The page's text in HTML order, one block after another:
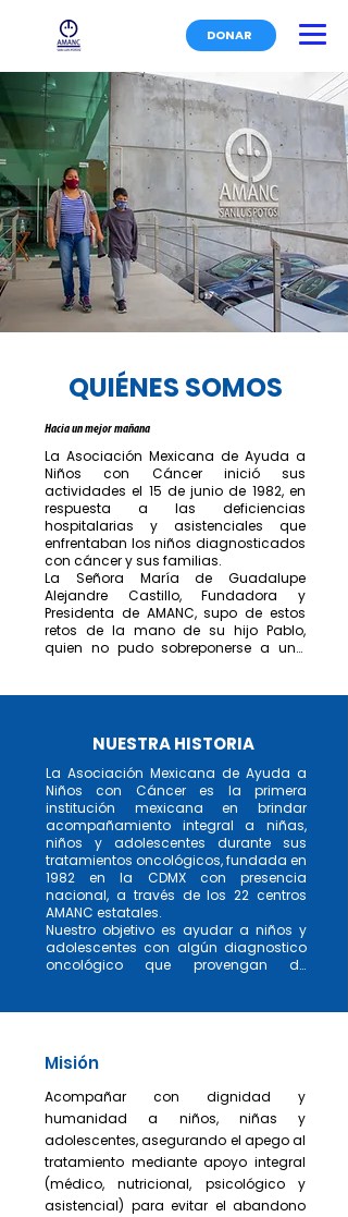
DONAR
QUIÉNES SOMOS
Hacia un mejor mañana
La Asociación Mexicana de Ayuda a
Niños con Cáncer inició sus
actividades el 15 de junio de 1982, en
respuesta a las deficiencias
hospitalarias y asistenciales que
enfrentaban los niños diagnosticados
con cáncer y sus familias.
La Señora María de Guadalupe
Alejandre Castillo, Fundadora y
Presidenta de AMANC, supo de estos
retos de la mano de su hijo Pablo,
quien no pudo sobreponerse a una
convirtió en la primera institución en
integralmente a niños y adolescentes
con cáncer durante sus tratamientos.
Hoy continuamos trabajando con el
firme propósito de que ningún menor
de edad con cáncer abandone su
tratamiento por falta de recursos
económicos; además, seguimos
incidiendo en políticas públicas para
asegurar que los diagnósticos sean
oportunos y la atención médica sea
integral y de calidad. Somos la única
organización social en el país con un
modelo de intervención social que se
replica en 22 estados del país, a través
de la Red Nacional AMANC, con un
familias.
NUESTRA HISTORIA
La Asociación Mexicana de Ayuda a
Niños con Cáncer es la primera
institución mexicana en brindar
acompañamiento integral a niñas,
niños y adolescentes durante sus
tratamientos oncológicos, fundada en
1982 en la CDMX con presencia
nacional, a través de los 22 centros
AMANC estatales.
Nuestro objetivo es ayudar a niños y
adolescentes con algún diagnostico
oncológico que provengan de
recibimos a pacientes de 0 a 20 años,
tratante lo indique. Nuestros pacientes
provienen en su mayoría del interior de
quienes asisten al Hospital Central “Dr.
Ignacio Morones Prieto” para recibir
tratamiento.
Misión
Acompañar con dignidad y
humanidad a niños, niñas y
adolescentes, asegurando el apego al
tratamiento mediante apoyo integral
(médico, nutricional, psicológico y
asistencial) para evitar el abandono